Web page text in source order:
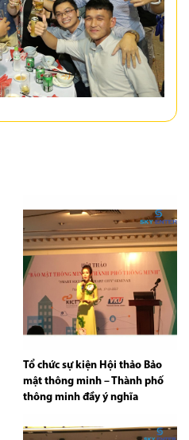
Tổ chức sự kiện Hội thảo Bảo
mật thông minh – Thành phố
thông minh đầy ý nghĩa